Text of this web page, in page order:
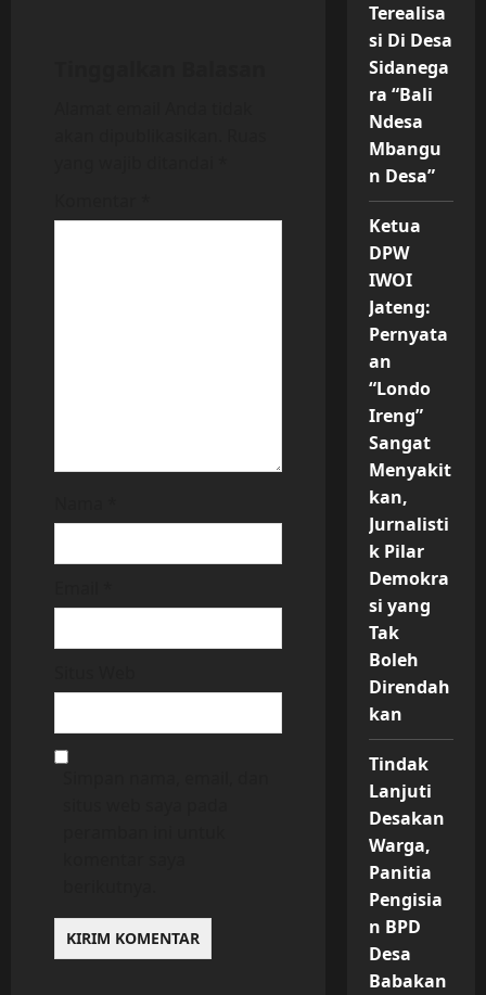
a
Terealisa
si Di Desa
Sidanega
ra “Bali
Ndesa
Mbangu
n Desa”
Ketua
DPW
IWOI
Jateng:
Pernyata
an
“Londo
Ireng”
Sangat
Menyakit
kan,
Jurnalisti
k Pilar
Demokra
si yang
Tak
Boleh
Direndah
kan
Tindak
Lanjuti
Desakan
Warga,
Panitia
Pengisia
n BPD
Desa
Babakan